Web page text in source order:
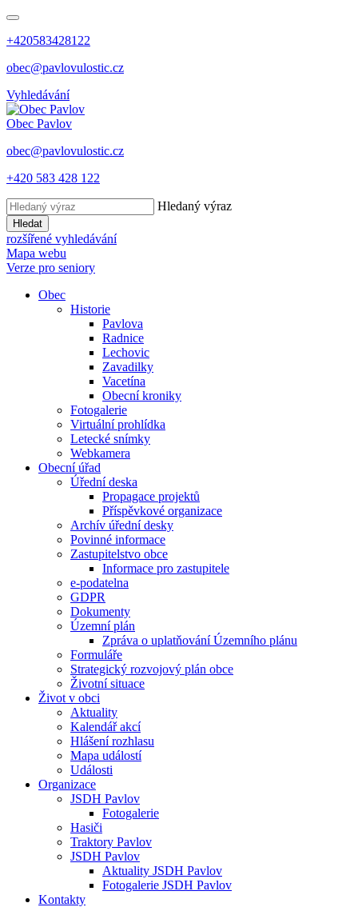
+420583428122
obec@pavlovulostic.cz
Vyhledávání
Obec Pavlov
obec@pavlovulostic.cz
+420 583 428 122
Hledaný výraz
Hledat
rozšířené vyhledávání
Mapa webu
Verze pro seniory
Obec
Historie
Pavlova
Radnice
Lechovic
Zavadilky
Vacetína
Obecní kroniky
Fotogalerie
Virtuální prohlídka
Letecké snímky
Webkamera
Obecní úřad
Úřední deska
Propagace projektů
Příspěvkové organizace
Archív úřední desky
Povinné informace
Zastupitelstvo obce
Informace pro zastupitele
e-podatelna
GDPR
Dokumenty
Územní plán
Zpráva o uplatňování Územního plánu
Formuláře
Strategický rozvojový plán obce
Životní situace
Život v obci
Aktuality
Kalendář akcí
Hlášení rozhlasu
Mapa událostí
Události
Organizace
JSDH Pavlov
Fotogalerie
Hasiči
Traktory Pavlov
JSDH Pavlov
Aktuality JSDH Pavlov
Fotogalerie JSDH Pavlov
Kontakty